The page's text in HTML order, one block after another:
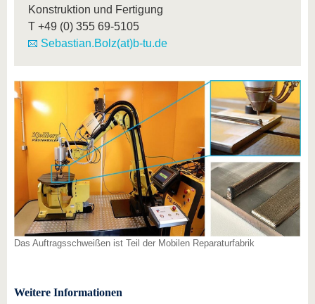
Konstruktion und Fertigung
T +49 (0) 355 69-5105
Sebastian.Bolz(at)b-tu.de
Das Auftragsschweißen ist Teil der Mobilen Reparaturfabrik
Weitere Informationen